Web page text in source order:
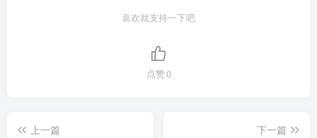
喜欢就支持一下吧
点赞0
上一篇
下一篇